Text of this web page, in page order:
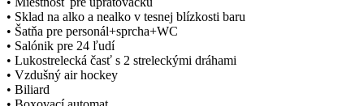
• Sklad na alko a nealko v tesnej blízkosti baru
• Šatňa pre personál+sprcha+WC
• Salónik pre 24 ľudí
• Lukostrelecká časť s 2 streleckými dráhami
• Vzdušný air hockey
• Biliard